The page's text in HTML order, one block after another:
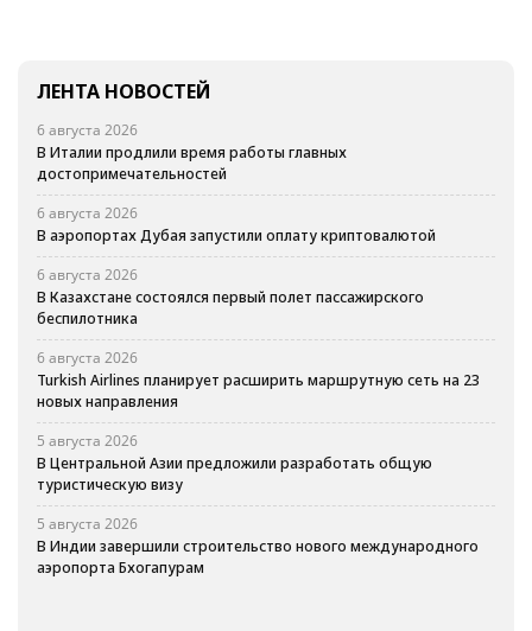
ЛЕНТА НОВОСТЕЙ
6 августа 2026
В Италии продлили время работы главных
достопримечательностей
6 августа 2026
В аэропортах Дубая запустили оплату криптовалютой
6 августа 2026
В Казахстане состоялся первый полет пассажирского
беспилотника
6 августа 2026
Turkish Airlines планирует расширить маршрутную сеть на 23
новых направления
5 августа 2026
В Центральной Азии предложили разработать общую
туристическую визу
5 августа 2026
В Индии завершили строительство нового международного
аэропорта Бхогапурам